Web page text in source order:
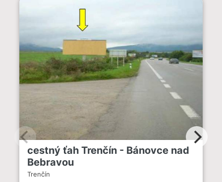
cestný ťah Trenčín - Bánovce nad
Bebravou
Trenčín